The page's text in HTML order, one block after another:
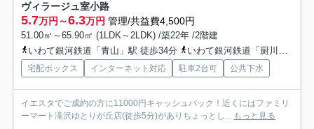
ヴィラージュ室小路
5.7万円～6.3万円 管理/共益費4,500円
51.00㎡～65.90㎡ (1LDK～2LDK) /築22年 /2階建
いわて銀河鉄道「青山」駅 徒歩34分
いわて銀河鉄道「厨川」駅 徒歩44分
宅配ボックス インターネット対応 駐車2台可 公共下水
イエスタでご成約の方に11000円キャッシュバック！近くにはファミリ
ーマート滝沢ゆとりが丘店(徒歩5分)がありちょっとし... もっと見る